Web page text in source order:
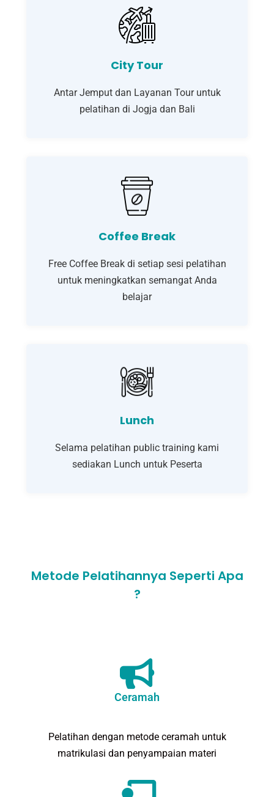
City Tour
Antar Jemput dan Layanan Tour untuk
pelatihan di Jogja dan Bali
Coffee Break
Free Coffee Break di setiap sesi pelatihan
untuk meningkatkan semangat Anda
belajar
Lunch
Selama pelatihan public training kami
sediakan Lunch untuk Peserta
Metode Pelatihannya Seperti Apa
?
Ceramah
Pelatihan dengan metode ceramah untuk
matrikulasi dan penyampaian materi